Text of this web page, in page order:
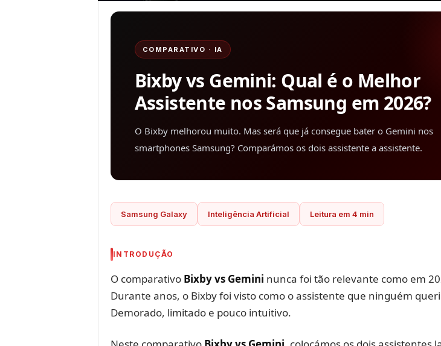
COMPARATIVO · IA
Bixby vs Gemini: Qual é o Melhor
Assistente nos Samsung em 2026?
O Bixby melhorou muito. Mas será que já consegue bater o Gemini nos
smartphones Samsung? Comparámos os dois assistente a assistente.
Samsung Galaxy Inteligência Artificial Leitura em 4 min
INTRODUÇÃO
O comparativo Bixby vs Gemini nunca foi tão relevante como em
Durante anos, o Bixby foi visto como o assistente que ninguém
Demorado, limitado e pouco intuitivo.